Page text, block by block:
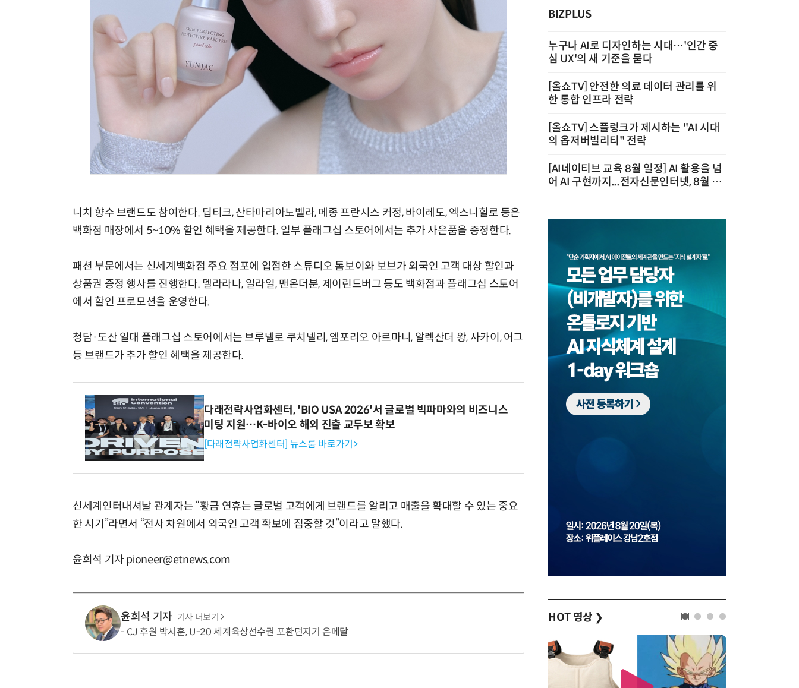
니치 향수 브랜드도 참여한다. 딥티크, 산타마리아노벨라, 메종 프란시스 커정, 바이레도, 엑스니힐로 등은
백화점 매장에서 5~10% 할인 혜택을 제공한다. 일부 플래그십 스토어에서는 추가 사은품을 증정한다.
패션 부문에서는 신세계백화점 주요 점포에 입점한 스튜디오 톰보이와 보브가 외국인 고객 대상 할인과
상품권 증정 행사를 진행한다. 델라라나, 일라일, 맨온더분, 제이린드버그 등도 백화점과 플래그십 스토어
에서 할인 프로모션을 운영한다.
청담·도산 일대 플래그십 스토어에서는 브루넬로 쿠치넬리, 엠포리오 아르마니, 알렉산더 왕, 사카이, 어그
등 브랜드가 추가 할인 혜택을 제공한다.
다래전략사업화센터, 'BIO USA 2026'서 글로벌 빅파마와의 비즈니스
미팅 지원…K-바이오 해외 진출 교두보 확보
[다래전략사업화센터] 뉴스룸 바로가기>
신세계인터내셔날 관계자는 “황금 연휴는 글로벌 고객에게 브랜드를 알리고 매출을 확대할 수 있는 중요
한 시기”라면서 “전사 차원에서 외국인 고객 확보에 집중할 것”이라고 말했다.
윤희석 기자 pioneer@etnews.com
윤희석 기자 기사 더보기
CJ 후원 박시훈, U-20 세계육상선수권 포환던지기 은메달
BIZPLUS
누구나 AI로 디자인하는 시대…'인간 중
심 UX'의 새 기준을 묻다
[올쇼TV] 안전한 의료 데이터 관리를 위
한 통합 인프라 전략
[올쇼TV] 스플렁크가 제시하는 "AI 시대
의 옵저버빌리티" 전략
[AI네이티브 교육 8월 일정] AI 활용을 넘
어 AI 구현까지...전자신문인터넷, 8월 실
HOT 영상 ❯